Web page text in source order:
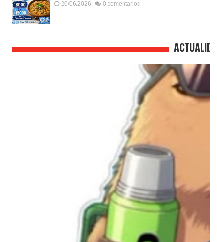
20/06/2026 0 comentarios